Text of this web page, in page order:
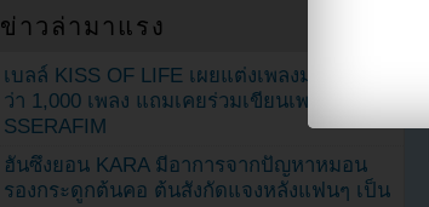
ข่าวล่ามาแรง
เบลล์ KISS OF LIFE เผยแต่งเพลงมาแล้วก
ว่า 1,000 เพลง แถมเคยร่วมเขียนเพลงให้ LE
SSERAFIM
ฮันซึงยอน KARA มีอาการจากปัญหาหมอน
รองกระดูกต้นคอ ต้นสังกัดแจงหลังแฟนๆ เป็น